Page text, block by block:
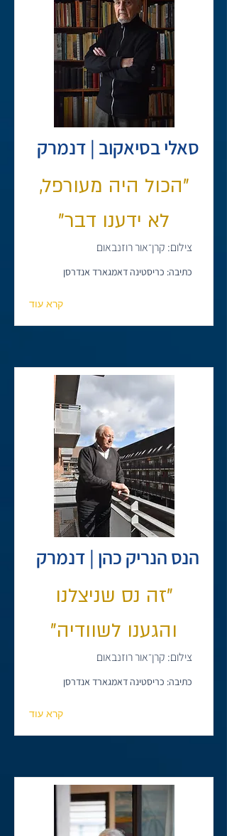
סאלי בסיאקוב | דנמרק
"הכול היה מעורפל,
לא ידענו דבר"
צילום: קרן־אור רוזנבאום
כתיבה: כריסטינה דאמגארד אנדרסן
קרא עוד
הנס הנריק כהן | דנמרק
"זה נס שניצלנו
והגענו לשוודיה"
צילום: קרן־אור רוזנבאום
כתיבה: כריסטינה דאמגארד אנדרסן
קרא עוד